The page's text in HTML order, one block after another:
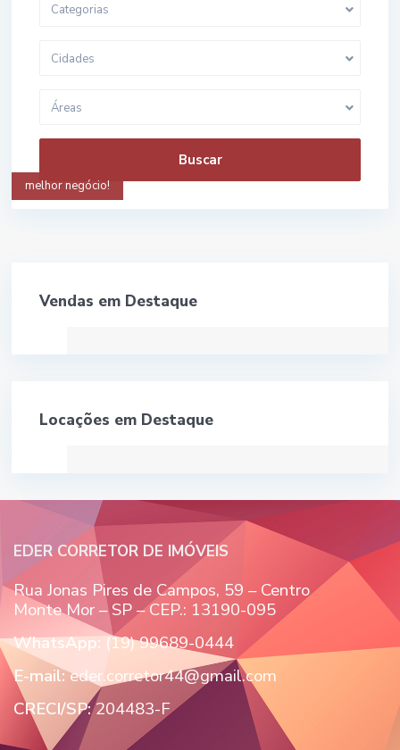
Categorias
Cidades
Áreas
Buscar
melhor negócio!
Vendas em Destaque
Locações em Destaque
EDER CORRETOR DE IMÓVEIS
Rua Jonas Pires de Campos, 59 – Centro
Monte Mor – SP – CEP.: 13190-095
WhatsApp: (19) 99689-0444
E-mail:eder.corretor44@gmail.com
CRECI/SP:204483-F